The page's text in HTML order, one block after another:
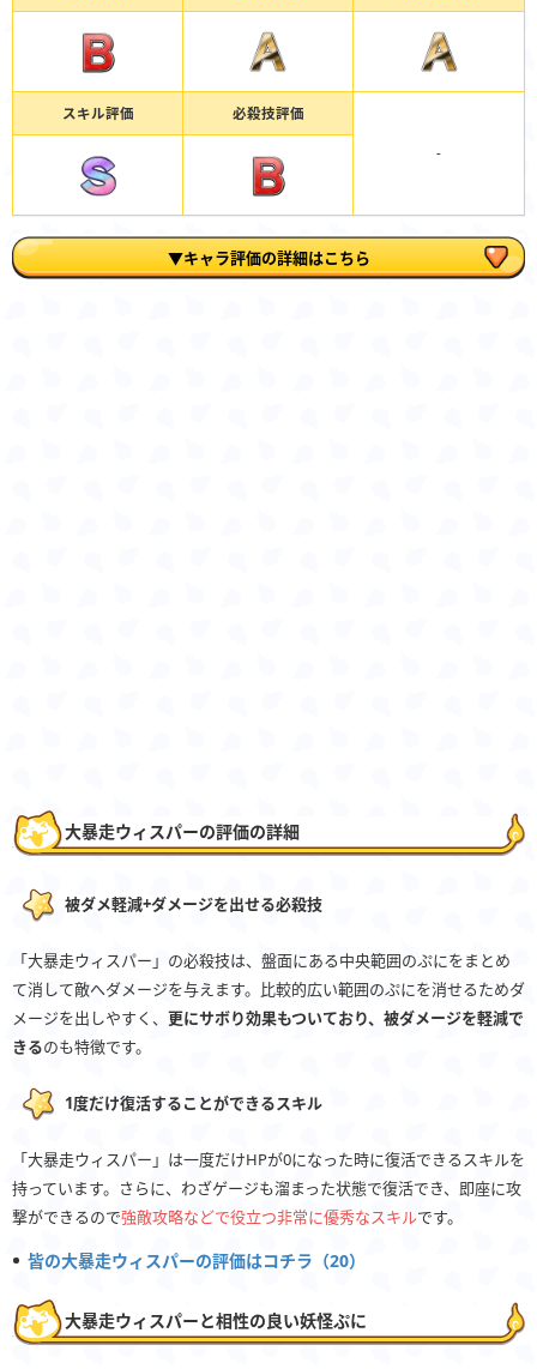
スキル評価 必殺技評価
-
▼キャラ評価の詳細はこちら
大暴走ウィスパーの評価の詳細
被ダメ軽減+ダメージを出せる必殺技
「大暴走ウィスパー」の必殺技は、盤面にある中央範囲のぷにをまとめ
て消して敵へダメージを与えます。比較的広い範囲のぷにを消せるためダ
メージを出しやすく、 更にサボり効果もついており、被ダメージを軽減で
きるのも特徴です。
1度だけ復活することができるスキル
「大暴走ウィスパー」は一度だけHPが0になった時に復活できるスキルを
持っています。さらに、わざゲージも溜まった状態で復活でき、即座に攻
撃ができるので強敵攻略などで役立つ非常に優秀なスキルです。
皆の大暴走ウィスパーの評価はコチラ（20）
大暴走ウィスパーと相性の良い妖怪ぷに